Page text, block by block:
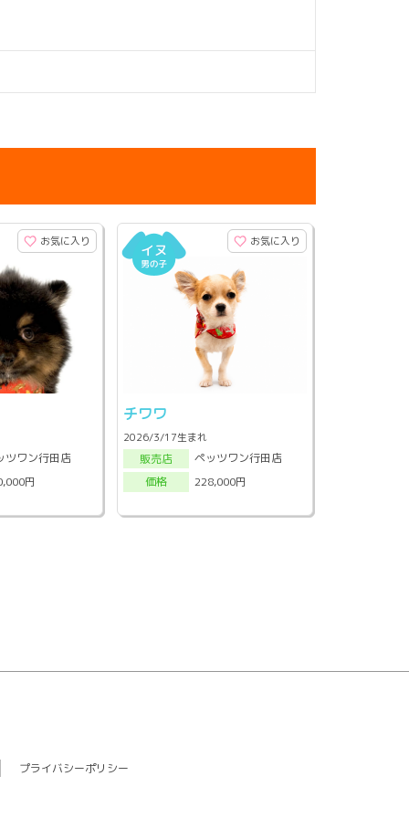
お気に入り
ツワン行田店
円
お気に入り
チワワ
2026/3/17生まれ
販売店
ペッツワン行田店
価格
228,000円
プライバシーポリシー